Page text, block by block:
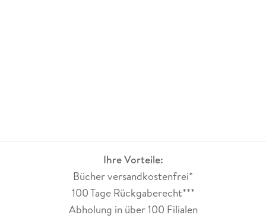
Ihre Vorteile:
Bücher versandkostenfrei*
100 Tage Rückgaberecht***
Abholung in über 100 Filialen